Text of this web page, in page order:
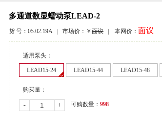
多通道数显蠕动泵LEAD-2
货 号： 05.02.19A | 市场价：￥ 面议 | 本网价： 面议
适用泵头：
LEAD15-24 LEAD15-44 LEAD15-48
购买量：
- + 可购数量： 998